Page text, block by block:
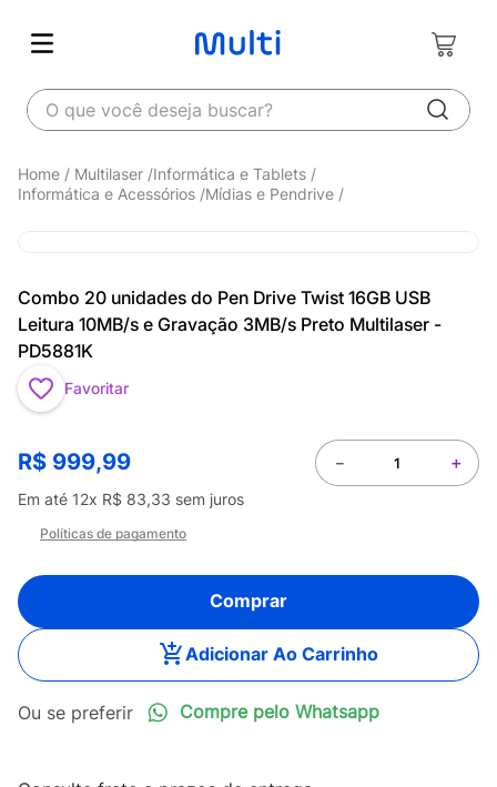
O que você deseja buscar?
Multilaser Informática e Tablets
Informática e Acessórios Mídias e Pendrive
Combo 20 unidades do Pen Drive Twist 16GB USB
Leitura 10MB/s e Gravação 3MB/s Preto Multilaser -
PD5881K
Favoritar
R$ 999,99
Em até 12x R$ 83,33 sem juros
＋
－
Políticas de pagamento
Comprar
Adicionar Ao Carrinho
Compre pelo Whatsapp